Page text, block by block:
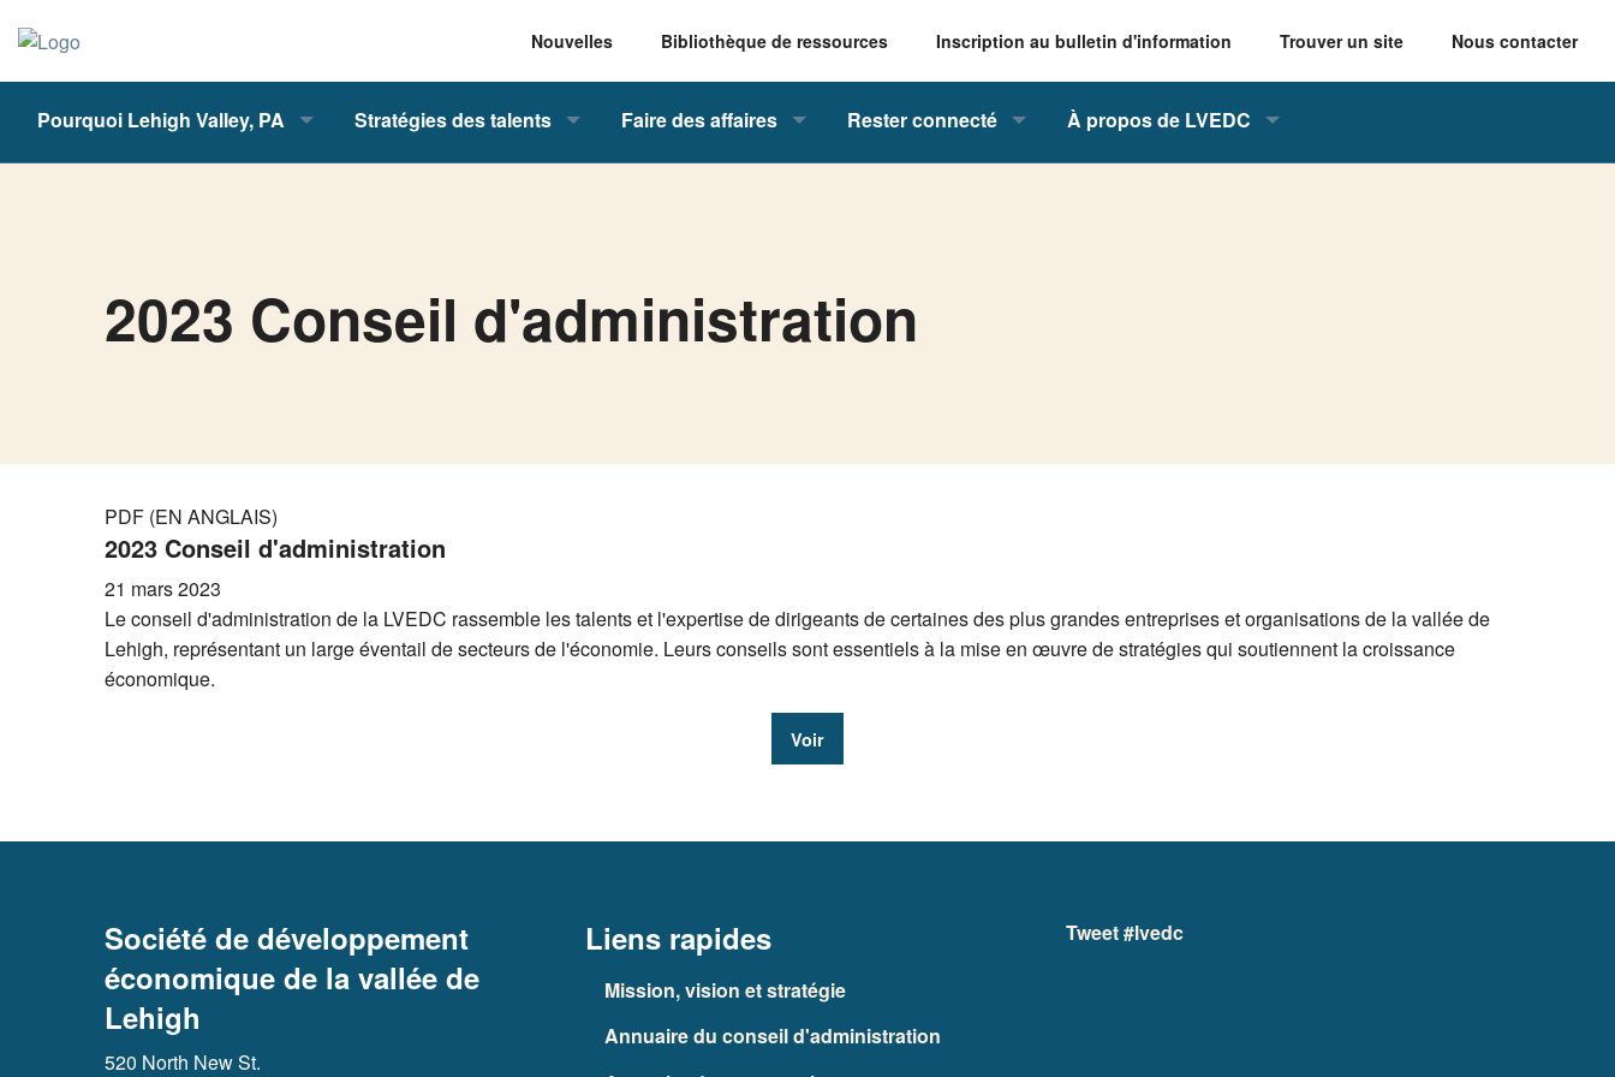
Nouvelles Bibliothèque de ressources Inscription au bulletin d'information Trouver un site Nous contacter
Pourquoi Lehigh Valley, PA Stratégies des talents Faire des affaires Rester connecté À propos de LVEDC
2023 Conseil d'administration
PDF (EN ANGLAIS)
2023 Conseil d'administration
21 mars 2023
Le conseil d'administration de la LVEDC rassemble les talents et l'expertise de dirigeants de certaines des plus grandes entreprises et organisations de la vallée de
Lehigh, représentant un large éventail de secteurs de l'économie. Leurs conseils sont essentiels à la mise en œuvre de stratégies qui soutiennent la croissance
économique.
Voir
Société de développement
économique de la vallée de
Lehigh
520 North New St.
Liens rapides
Mission, vision et stratégie
Annuaire du conseil d'administration
Tweet #lvedc